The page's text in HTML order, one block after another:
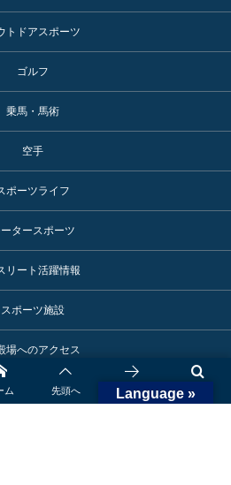
トドアスポーツ
ゴルフ
乗馬・馬術
空手
ポーツライフ
タースポーツ
リート活躍情報
スポーツ施設
場へのアクセス
マーク使用申込み 検索
ム 先頭へ 次へ
Language »